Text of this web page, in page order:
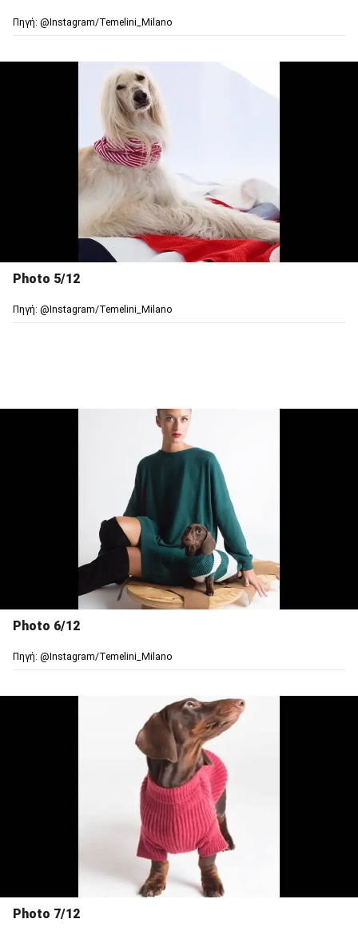
Πηγή: @Ιnstagram/Temelini_Milano
Photo 5/12
Πηγή: @Ιnstagram/Temelini_Milano
Photo 6/12
Πηγή: @Ιnstagram/Temelini_Milano
Photo 7/12